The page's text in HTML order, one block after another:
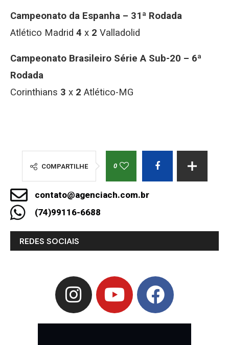
Campeonato da Espanha – 31ª Rodada
Atlético Madrid 4 x 2 Valladolid
Campeonato Brasileiro Série A Sub-20 – 6ª
Rodada
Corinthians 3 x 2 Atlético-MG
COMPARTILHE 0
contato@agenciach.com.br
(74)99116-6688
REDES SOCIAIS